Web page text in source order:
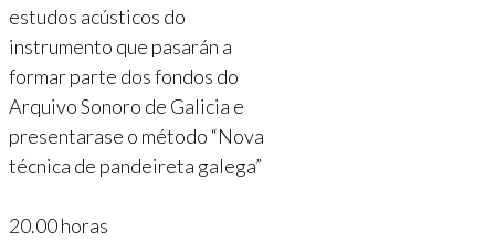
estudos acústicos do
instrumento que pasarán a
formar parte dos fondos do
Arquivo Sonoro de Galicia e
presentarase o método “Nova
técnica de pandeireta galega”
20.00 horas